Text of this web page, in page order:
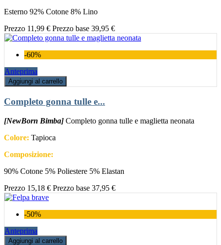
Esterno 92% Cotone 8% Lino
Prezzo 11,99 € Prezzo base 39,95 €
-60%
Anteprima
Aggiungi al carrello
Completo gonna tulle e...
[NewBorn Bimba] Completo gonna tulle e maglietta neonata
Colore: Tapioca
Composizione:
90% Cotone 5% Poliestere 5% Elastan
Prezzo 15,18 € Prezzo base 37,95 €
-50%
Anteprima
Aggiungi al carrello